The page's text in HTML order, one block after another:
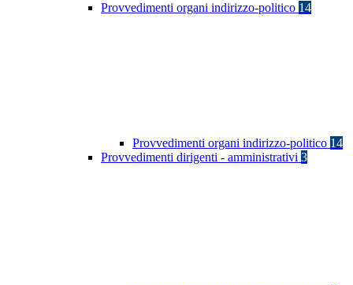
Provvedimenti organi indirizzo-politico 14
Provvedimenti organi indirizzo-politico 14
Provvedimenti dirigenti - amministrativi 3